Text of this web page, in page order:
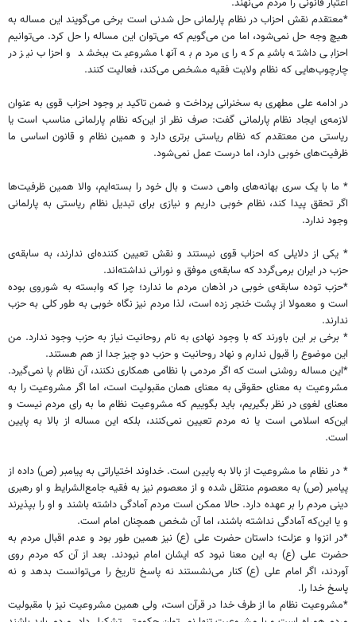
*معتقدم نقش احزاب در نظام پارلمانی حل شدنی است برخی می‌گویند این مساله به
هیچ وجه حل نمی‌شود، اما من می‌گویم که می‌توان این مساله را حل کرد. می‌توانیم
احزابی داشته باشیم که رای مردم به آنها مشروعیت ببخشد و احزاب نیز در
چارچوب‌هایی که نظام ولایت فقیه مشخص می‌کند، فعالیت کنند.
در ادامه علی مطهری به سخنرانی پرداخت و ضمن تاکید بر وجود احزاب قوی به عنوان
لازمه‌ی ایجاد نظام پارلمانی گفت: صرف نظر از این‌که نظام پارلمانی مناسب است یا
ریاستی من معتقدم که نظام ریاستی برتری دارد و همین نظام و قانون اساسی ما
ظرفیت‌های خوبی دارد، اما درست عمل نمی‌شود.
* ما با یک سری بهانه‌های واهی دست و بال خود را بسته‌ایم، والا همین ظرفیت‌ها
اگر تحقق پیدا کند، نظام خوبی داریم و نیازی برای تبدیل نظام ریاستی به پارلمانی
وجود ندارد.
* یکی از دلایلی که احزاب قوی نیستند و نقش تعیین کننده‌ای ندارند، به سابقه‌ی
حزب در ایران برمی‌گردد که سابقه‌ی موفق و نورانی نداشته‌اند.
*حزب توده سابقه‌ی خوبی در اذهان مردم ما ندارد؛ چرا که وابسته به شوروی بوده
است و معمولا از پشت خنجر زده است، لذا مردم نیز نگاه خوبی به طور کلی به حزب
ندارند.
* برخی بر این باورند که با وجود نهادی به نام روحانیت نیاز به حزب وجود ندارد. من
این موضوع را قبول ندارم و نهاد روحانیت و حزب دو چیز جدا از هم هستند.
*این مساله روشنی است که اگر مردمی با نظامی همکاری نکنند، آن نظام پا نمی‌گیرد.
مشروعیت به معنای حقوقی به معنای همان مقبولیت است، اما اگر مشروعیت را به
معنای لغوی در نظر بگیریم، باید بگوییم که مشروعیت نظام ما به رای مردم نیست و
این‌که اسلامی است یا نه مردم تعیین نمی‌کنند، بلکه این مساله از بالا به پایین
است.
* در نظام ما مشروعیت از بالا به پایین است. خداوند اختیاراتی به پیامبر (ص) داده از
پیامبر (ص) به معصوم منتقل شده و از معصوم نیز به فقیه جامع‌الشرایط و او رهبری
دینی مردم را بر عهده دارد. حالا ممکن است مردم آمادگی داشته باشند و او را بپذیرند
و یا این‌که آمادگی نداشته باشند، اما آن شخص همچنان امام است.
*در انزوا و عزلت؛ داستان حضرت علی (ع) نیز همین طور بود و عدم اقبال مردم به
حضرت علی (ع) به این معنا نبود که ایشان امام نبودند. بعد از آن که مردم روی
آوردند، اگر امام علی (ع) کنار می‌نشستند نه پاسخ تاریخ را می‌توانست بدهد و نه
پاسخ خدا را.
*مشروعیت نظام ما از طرف خدا در قرآن است، ولی همین مشروعیت نیز با مقبولیت